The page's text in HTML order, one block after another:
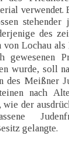
stehender
des
Lochau
gewesenen
wurde, soll
des Meißner
nach
der
gelangte.